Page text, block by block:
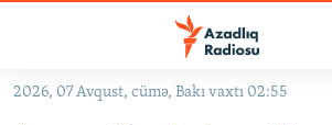
Əsas
2026, 07 Avqust, cümə, Bakı vaxtı 02:55